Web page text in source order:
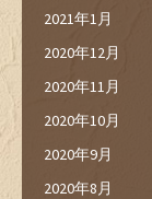
2021年1月
2020年12月
2020年11月
2020年10月
2020年9月
2020年8月